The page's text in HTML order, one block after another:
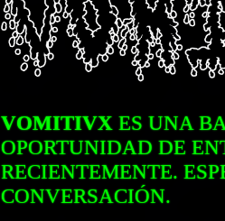
VOMITIVX ES UNA
OPORTUNIDAD DE
RECIENTEMENTE.
CONVERSACIÓN.